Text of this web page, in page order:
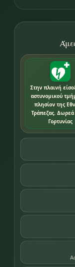
Στην πλαινή
αστυνομικού
πλησίον της
Τράπεζας. Δωρεά
Γορτυνίας